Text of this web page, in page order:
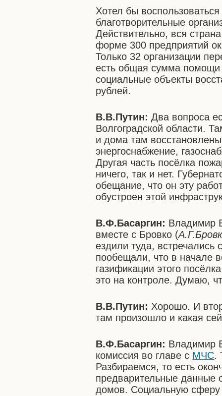
Хотел бы
благотворительные
Действительно, вся
форме 300 предприятий
Только 32 организации
есть общая сумма помощи
социальные объекты
рублей.
В.В.Путин: Два вопроса
Волгоградской области.
и дома там
энергоснабжение,
Другая часть посёлка
ничего, так и нет.
обещание, что он эту
обустроен этой
В.Ф.Басаргин: Владимир
вместе с Бровко (
ездили туда, встречались
пообещали, что в начале
газификации этого
это на контроле. Думаю,
В.В.Путин: Хорошо. И
там произошло и какая
В.Ф.Басаргин: Владимир
комиссия во главе с МЧС.
Разбираемся, то есть
предварительные данные
домов. Социальную сферу